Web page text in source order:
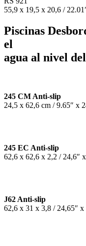
55,9 x 19,5 x 20,6 /
Piscinas
el
agua al nivel
245 CM Anti-slip
24,5 x 62,6 cm / 9.65″ x
245 EC Anti-slip
62,6 x 62,6 x 2,2 / 24,6″
J62 Anti-slip
62,6 x 31 x 3,8 / 24,65″ x